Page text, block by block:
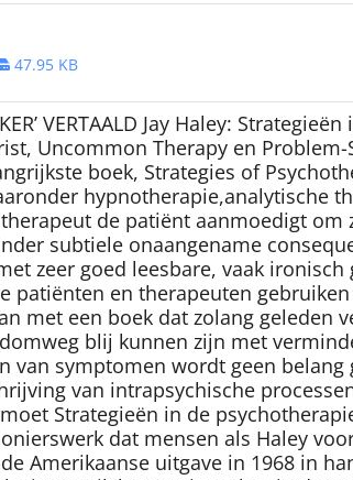
47.95 KB
VERTAALD Jay Haley:
Uncommon Therapy en
boek, Strategies of
hypnotherapie,analytische
de patiënt aanmoedigt
subtiele onaangename
zeer goed leesbare, vaak
patiënten en therapeuten
met een boek dat zolang geleden
blij kunnen zijn met
van symptomen wordt geen
van intrapsychische
Strategieën in de
dat mensen als Haley
Amerikaanse uitgave in 1968 in